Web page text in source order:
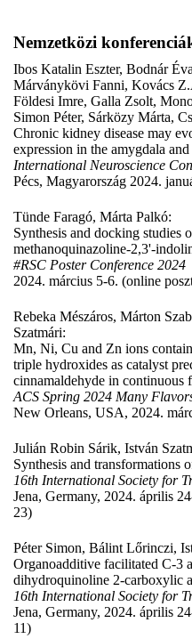
Nemzetközi
Ibos Katalin Eszter, Bodnár
Márványkövi Fanni, Kovács
Földesi Imre, Galla Zsolt,
Simon Péter, Sárközy Márta,
Chronic kidney disease may
expression in the amygdala
International Neuroscience
Pécs, Magyarország 2024.
Tünde Faragó, Márta Palkó:
Synthesis and docking studies
methanoquinazoline-2,3'-
#RSC Poster Conference 2024
2024. március 5-6. (online
Rebeka Mészáros, Márton
Szatmári:
Mn, Ni, Cu and Zn ions
triple hydroxides as catalyst
cinnamaldehyde in continuous
ACS Spring 2024 Many
New Orleans, USA, 2024.
Julián Robin Sárik, István
Synthesis and
16th International Society for
Jena, Germany, 2024. április
23)
Péter Simon, Bálint Lőrinczi,
Organoadditive facilitated C-3
dihydroquinoline 2-carboxylic
16th International Society for
Jena, Germany, 2024. április
11)